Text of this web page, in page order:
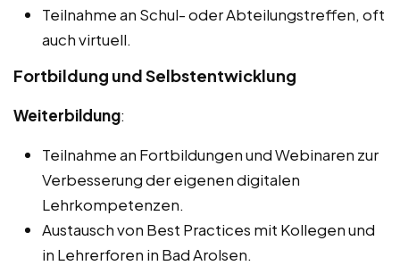
Teilnahme an Schul- oder Abteilungstreffen, oft
auch virtuell.
Fortbildung und Selbstentwicklung
Weiterbildung:
Teilnahme an Fortbildungen und Webinaren zur
Verbesserung der eigenen digitalen
Lehrkompetenzen.
Austausch von Best Practices mit Kollegen und
in Lehrerforen in Bad Arolsen.